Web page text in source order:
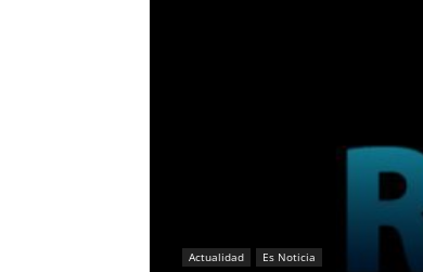
Actualidad Es Noticia